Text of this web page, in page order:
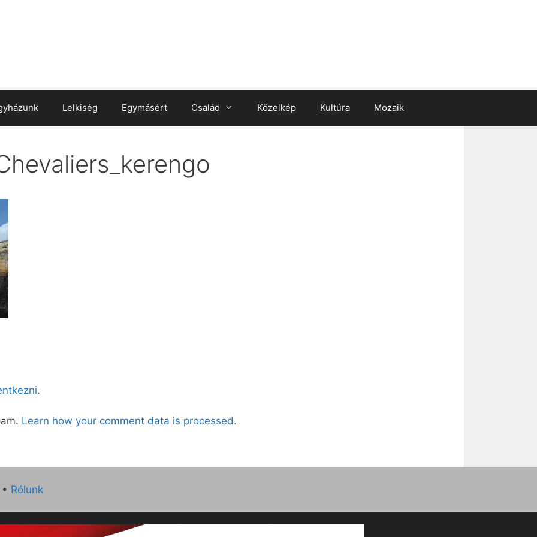
Lelkiség Egymásért Család Közelkép Kultúra Mozaik
.
Learn how your comment data is processed.
• Rólunk